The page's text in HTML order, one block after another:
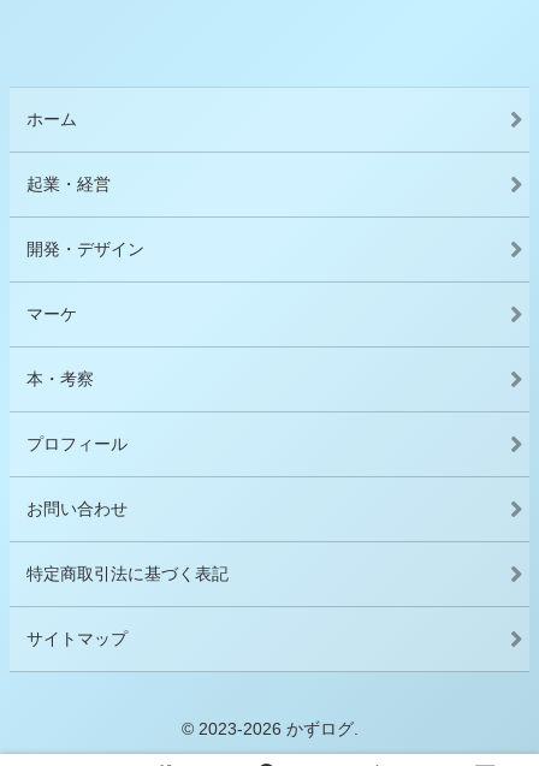
ホーム
起業・経営
開発・デザイン
マーケ
本・考察
プロフィール
お問い合わせ
特定商取引法に基づく表記
サイトマップ
© 2023-2026 かずログ.